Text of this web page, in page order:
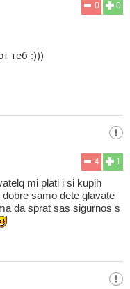
0
0
теб :)))
1
4
mi plati i si kupih
samo dete glavate
da sprat sas sigurnos s